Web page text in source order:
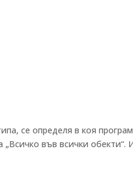
се определя в коя
във всички